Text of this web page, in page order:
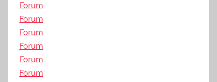
Forum
Forum
Forum
Forum
Forum
Forum